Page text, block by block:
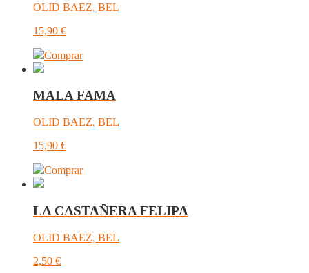
OLID BAEZ, BEL
15,90 €
Comprar
MALA FAMA
OLID BAEZ, BEL
15,90 €
Comprar
LA CASTAÑERA FELIPA
OLID BAEZ, BEL
2,50 €